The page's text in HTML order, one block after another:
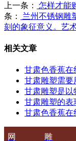
上一条： 怎样才能
条：
兰州不锈钢雕
刻的象征意义。艺
相关文章
甘肃色香蕉
甘肃雕塑需
甘肃雕塑是
甘肃雕塑的表
甘肃色香蕉在
网 雕